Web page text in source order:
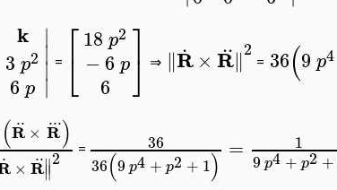
k
3 p2
6 p
∣
∣
∣
∣ = ⎡
⎣
18 p2
−6 p
6
⎤
⎦ ⇒ ∥R
. × R
..∥2
= 36(9 p4
(R
..
× R
...)
.
× R
..∥
∥2 =
36
36(9 p4 + p2 + 1) = 1
9 p4 + p2 +